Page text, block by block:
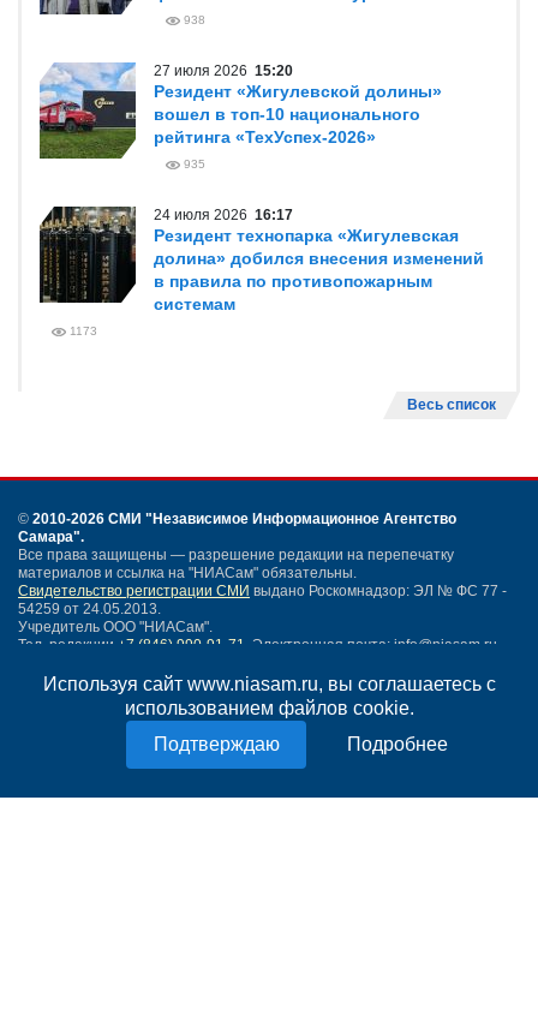
Используя сайт www.niasam.ru, вы соглашаетесь с
использованием файлов cookie.
Подробнее
938
27 июля 2026 15:20
Резидент «Жигулевской долины»
вошел в топ-10 национального
рейтинга «ТехУспех-2026»
935
24 июля 2026 16:17
Резидент технопарка «Жигулевская
долина» добился внесения изменений
в правила по противопожарным
системам
1173
Весь список
© 2010-2026 СМИ "Независимое Информационное Агентство
Самара".
Все права защищены — разрешение редакции на перепечатку
материалов и ссылка на "НИАСам" обязательны.
Свидетельство регистрации СМИ выдано Роскомнадзор: ЭЛ № ФС 77 -
54259 от 24.05.2013.
Учредитель ООО "НИАСам".
Тел. редакции +7 (846) 990-91-71. Электронная почта: info@niasam.ru
Написать письмо
Политика конфиденциальности
18+